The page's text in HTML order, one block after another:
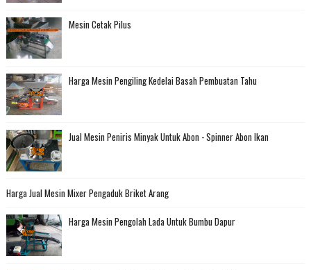
Mesin Cetak Pilus
Harga Mesin Pengiling Kedelai Basah Pembuatan Tahu
Jual Mesin Peniris Minyak Untuk Abon - Spinner Abon Ikan
Harga Jual Mesin Mixer Pengaduk Briket Arang
Harga Mesin Pengolah Lada Untuk Bumbu Dapur